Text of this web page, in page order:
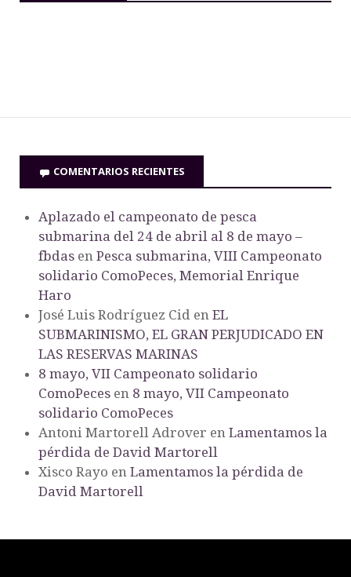
COMENTARIOS RECIENTES
Aplazado el campeonato de pesca
submarina del 24 de abril al 8 de mayo –
fbdas en Pesca submarina, VIII Campeonato
solidario ComoPeces, Memorial Enrique
Haro
José Luis Rodríguez Cid en EL
SUBMARINISMO, EL GRAN PERJUDICADO EN
LAS RESERVAS MARINAS
8 mayo, VII Campeonato solidario
ComoPeces en 8 mayo, VII Campeonato
solidario ComoPeces
Antoni Martorell Adrover en Lamentamos la
pérdida de David Martorell
Xisco Rayo en Lamentamos la pérdida de
David Martorell